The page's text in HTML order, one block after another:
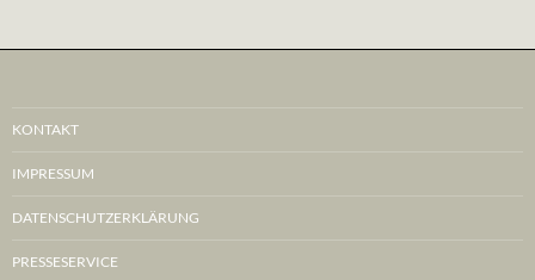
KONTAKT
IMPRESSUM
DATENSCHUTZERKLÄRUNG
PRESSESERVICE